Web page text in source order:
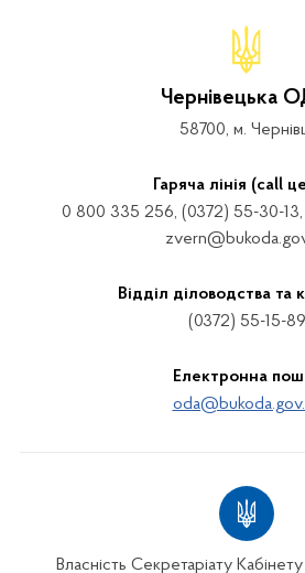
Чернівецька
58700, м.
Гаряча лінія (call
0 800 335 256, (0372) 55-30-
Відділ діловодства та
(0372) 55-15-89
Електронна
Власність Секретаріату Кабінету